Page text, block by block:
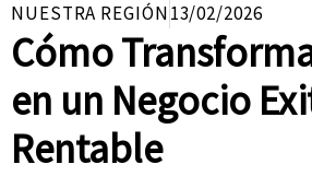
NUESTRA REGIÓN13/02/2026
Cómo
en un Negocio
Rentable